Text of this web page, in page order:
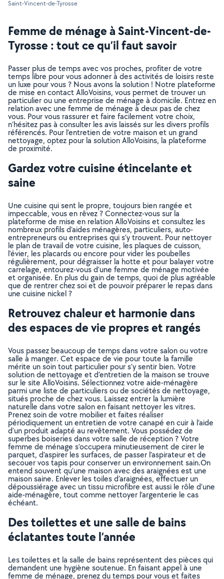
Saint-Vincent-de-Tyrosse
Femme de ménage à Saint-Vincent-de-
Tyrosse : tout ce qu’il faut savoir
Passer plus de temps avec vos proches, profiter de votre
temps libre pour vous adonner à des activités de loisirs reste
un luxe pour vous ? Nous avons la solution ! Notre plateforme
de mise en contact AlloVoisins, vous permet de trouver un
particulier ou une entreprise de ménage à domicile. Entrez en
relation avec une femme de ménage à deux pas de chez
vous. Pour vous rassurer et faire facilement votre choix,
n’hésitez pas à consulter les avis laissés sur les divers profils
référencés. Pour l’entretien de votre maison et un grand
nettoyage, optez pour la solution AlloVoisins, la plateforme
de proximité.
Gardez votre cuisine étincelante et
saine
Une cuisine qui sent le propre, toujours bien rangée et
impeccable, vous en rêvez ? Connectez-vous sur la
plateforme de mise en relation AlloVoisins et consultez les
nombreux profils d’aides ménagères, particuliers, auto-
entrepreneurs ou entreprises qui s’y trouvent. Pour nettoyer
le plan de travail de votre cuisine, les plaques de cuisson,
l’évier, les placards ou encore pour vider les poubelles
régulièrement, pour dégraisser la hotte et pour balayer votre
carrelage, entourez-vous d’une femme de ménage motivée
et organisée. En plus du gain de temps, quoi de plus agréable
que de rentrer chez soi et de pouvoir préparer le repas dans
une cuisine nickel ?
Retrouvez chaleur et harmonie dans
des espaces de vie propres et rangés
Vous passez beaucoup de temps dans votre salon ou votre
salle à manger. Cet espace de vie pour toute la famille
mérite un soin tout particulier pour s’y sentir bien. Votre
solution de nettoyage et d’entretien de la maison se trouve
sur le site AlloVoisins. Sélectionnez votre aide-ménagère
parmi une liste de particuliers ou de sociétés de nettoyage,
situés proche de chez vous. Laissez entrer la lumière
naturelle dans votre salon en faisant nettoyer les vitres.
Prenez soin de votre mobilier et faites réaliser
périodiquement un entretien de votre canapé en cuir à l’aide
d’un produit adapté au revêtement. Vous possédez de
superbes boiseries dans votre salle de réception ? Votre
femme de ménage s’occupera minutieusement de cirer le
parquet, d’aspirer les surfaces, de passer l’aspirateur et de
secouer vos tapis pour conserver un environnement sain.On
entend souvent qu’une maison avec des araignées est une
maison saine. Enlever les toiles d’araignées, effectuer un
dépoussiérage avec un tissu microfibre est aussi le rôle d’une
aide-ménagère, tout comme nettoyer l’argenterie le cas
échéant.
Des toilettes et une salle de bains
éclatantes toute l’année
Les toilettes et la salle de bains représentent des pièces qui
demandent une hygiène soutenue. En faisant appel à une
femme de ménage, prenez du temps pour vous et faites